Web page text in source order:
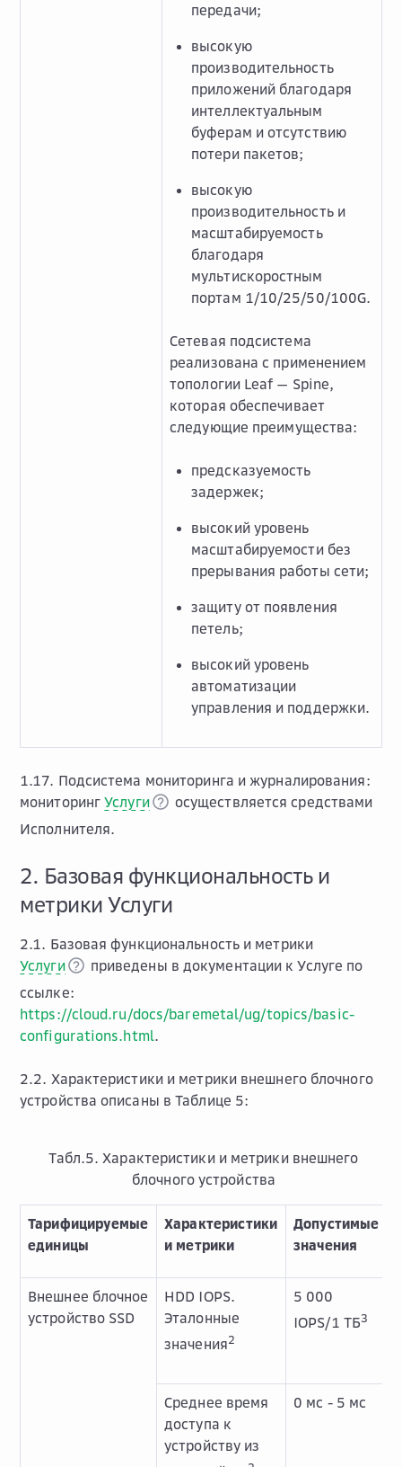
передачи;
высокую
производительность
приложений благодаря
интеллектуальным
буферам и отсутствию
потери пакетов;
высокую
производительность и
масштабируемость
благодаря
мультискоростным
портам 1/10/25/50/100G.
Сетевая подсистема
реализована с применением
топологии Leaf — Spine,
которая обеспечивает
следующие преимущества:
предсказуемость
задержек;
высокий уровень
масштабируемости без
прерывания работы сети;
защиту от появления
петель;
высокий уровень
автоматизации
управления и поддержки.
1.17. Подсистема мониторинга и журналирования:
мониторингУслуги
осуществляется средствами
Исполнителя.
2. Базовая функциональность и
метрики Услуги
2.1. Базовая функциональность и метрики
Услуги
приведены в документации к Услуге по
ссылке:
https://cloud.ru/docs/baremetal/ug/topics/basic-
configurations.html.
2.2. Характеристики и метрики внешнего блочного
устройства описаны в Таблице 5:
Табл.5. Характеристики и метрики внешнего
блочного устройства
Тарифицируемые
единицы
Характеристики
и метрики
Допустимые
значения
Внешнее блочное
устройство SSD
HDD IOPS.
Эталонные
значения2
5 000
IOPS/1 ТБ3
Среднее время
доступа к
устройству из
0 мс - 5 мс